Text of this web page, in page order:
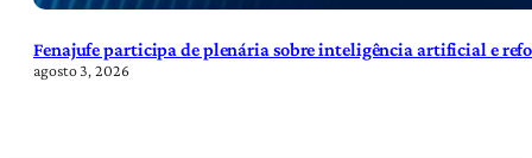
Fenajufe participa de plenária sobre inteligência artificial e
agosto 3, 2026